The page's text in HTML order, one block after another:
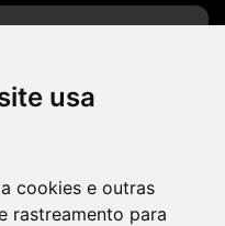
usa
cookies e outras
rastreamento para
Brasil 21, 20º
915 - Brasília/DF